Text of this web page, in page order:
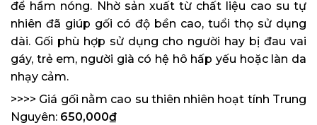
để hầm nóng. Nhờ sản xuất từ chất liệu cao su tự
nhiên đã giúp gối có độ bền cao, tuổi thọ sử dụng
dài. Gối phù hợp sử dụng cho người hay bị đau vai
gáy, trẻ em, người già có hệ hô hấp yếu hoặc làn da
nhạy cảm.
>>>> Giá gối nằm cao su thiên nhiên hoạt tính Trung
Nguyên: 650,000₫